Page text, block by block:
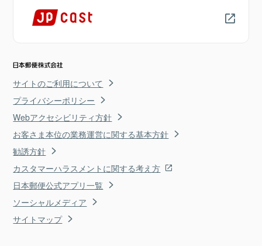
サイトのご利用について
プライバシーポリシー
Webアクセシビリティ方針
お客さま本位の業務運営に関する基本方針
勧誘方針
カスタマーハラスメントに関する考え方
日本郵便公式アプリ一覧
ソーシャルメディア
サイトマップ